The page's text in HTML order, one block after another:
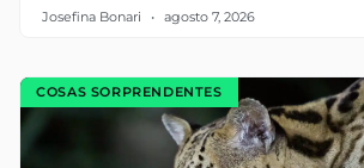
Josefina Bonari agosto 7, 2026
COSAS SORPRENDENTES